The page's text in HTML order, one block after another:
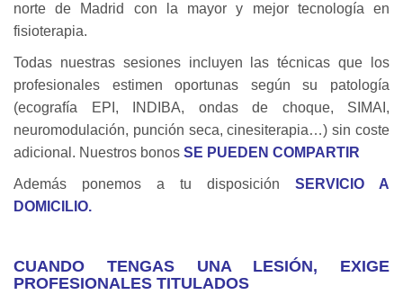
norte de Madrid con la mayor y mejor tecnología en
fisioterapia.
Todas nuestras sesiones incluyen las técnicas que los
profesionales estimen oportunas según su patología
(ecografía EPI, INDIBA, ondas de choque, SIMAI,
neuromodulación, punción seca, cinesiterapia…) sin coste
adicional. Nuestros bonos SE PUEDEN COMPARTIR
Además ponemos a tu disposición SERVICIO A
DOMICILIO.
CUANDO TENGAS UNA LESIÓN, EXIGE
PROFESIONALES TITULADOS